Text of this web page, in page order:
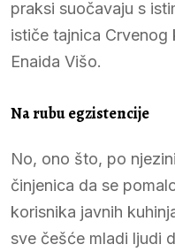
praksi suočavaju s
ističe tajnica Crvenog
Enaida Višo.
Na rubu egzistencije
No, ono što, po
činjenica da se
korisnika javnih
sve češće mladi ljudi